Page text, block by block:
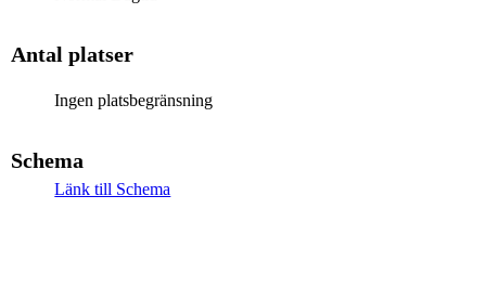
Antal platser
Ingen platsbegränsning
Schema
Länk till Schema